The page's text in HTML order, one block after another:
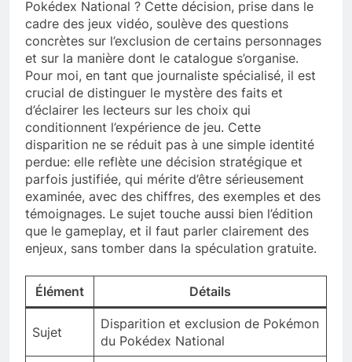
Pokédex National ? Cette décision, prise dans le
cadre des jeux vidéo, soulève des questions
concrètes sur l’exclusion de certains personnages
et sur la manière dont le catalogue s’organise.
Pour moi, en tant que journaliste spécialisé, il est
crucial de distinguer le mystère des faits et
d’éclairer les lecteurs sur les choix qui
conditionnent l’expérience de jeu. Cette
disparition ne se réduit pas à une simple identité
perdue: elle reflète une décision stratégique et
parfois justifiée, qui mérite d’être sérieusement
examinée, avec des chiffres, des exemples et des
témoignages. Le sujet touche aussi bien l’édition
que le gameplay, et il faut parler clairement des
enjeux, sans tomber dans la spéculation gratuite.
Élément Détails
Sujet
Disparition et exclusion de Pokémon
du Pokédex National